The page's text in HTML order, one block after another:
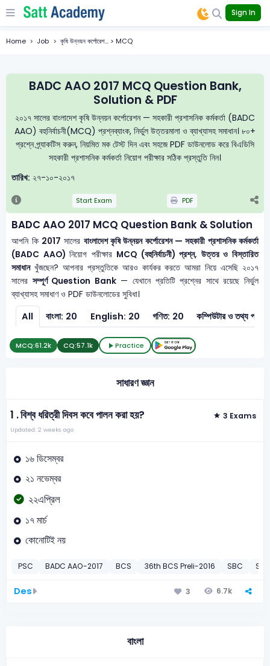
Sign In
Home Job কৃষি উন্নয়ন কর্পোরেশ... > MCQ
BADC AAO 2017 MCQ Question Bank,
Solution & PDF
২০১৭ সালের বাংলাদেশ কৃষি উন্নয়ন কর্পোরেশন — সহকারী প্রশাসনিক কর্মকর্তা (BADC
AAO) বহুনির্বাচনী(MCQ) প্রশ্নব্যাংক, নির্ভুল উত্তরমালা ও ব্যাখ্যাসহ সমাধান। ৮০+
প্রশ্নে প্র্যাকটিস করুন, নিয়মিত মক টেস্ট দিন এবং সহজে PDF ডাউনলোড করে বিএডিসি
সহকারী প্রশাসনিক কর্মকর্তা নিয়োগ পরীক্ষার সঠিক প্রস্তুতি নিন।
তারিখ: ২৭-১০-২০১৭
Start Exam PDF
BADC AAO 2017 MCQ Question Bank & Solution
আপনি কি 2017 সালের বাংলাদেশ কৃষি উন্নয়ন কর্পোরেশন — সহকারী প্রশাসনিক কর্মকর্তা
(BADC AAO)নিয়োগ পরীক্ষার MCQ (বহুনির্বাচনী) প্রশ্ন, উত্তর ও বিস্তারিত
সমাধানখুঁজছেন? আপনার প্রস্তুতিকে আরও কার্যকর করতে আমরা নিয়ে এসেছি ২০১৭
সালের সম্পূর্ণ Question Bank— যেখানে প্রতিটি প্রশ্নের সাথে রয়েছে নির্ভুল
ব্যাখ্যাসহ সমাধাণ ও PDF ডাউনলোডের সুবিধা।
All বাংলা: 20 English: 20 গণিত: 20 কম্পিউটার
MCQ:61.2k CQ:57.1k Practice
সাধারণ জ্ঞান
1 .বিশ্ব ধরিত্রী দিবস কবে পালন করা হয়? 3 Exams
Updated: 2 weeks ago
১৬ ডিসেম্বর
২১ নভেম্বর
২২এপ্রিল
১৭ মার্চ
কোনোটিই নয়
PSC BADC AAO-2017 BCS 36th BCS Preli-2016 SBC
Des 3 6.7k
বাংলা